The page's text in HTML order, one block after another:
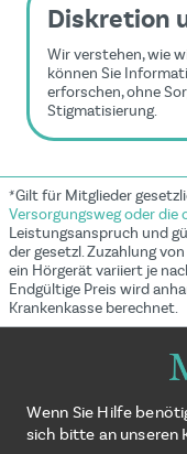
Diskretion
Wir verstehen, wie
können Sie
erforschen, ohne
Stigmatisierung.
*Gilt für Mitglieder
Versorgungsweg oder die
Leistungsanspruch und
der gesetzl. Zuzahlung
ein Hörgerät variiert je
Endgültige Preis wird
Krankenkasse berechnet.
Wenn Sie Hilfe
sich bitte an unseren